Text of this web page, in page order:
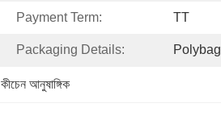
Payment Term: TT
Packaging Details: Polybag
আনুষাঙ্গিক